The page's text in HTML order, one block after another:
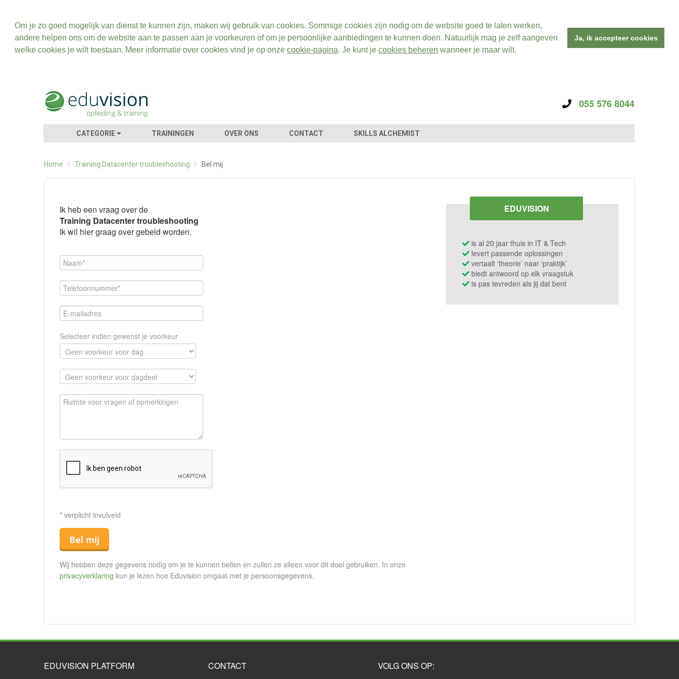
Om je zo goed mogelijk van dienst te kunnen zijn, maken wij gebruik van cookies. Sommige cookies zijn nodig om de website goed te laten werken,
andere helpen ons om de website aan te passen aan je voorkeuren of om je persoonlijke aanbiedingen te kunnen doen. Natuurlijk mag je zelf aangeven
welke cookies je wilt toestaan. Meer informatie over cookies vind je op onze cookie-pagina. Je kunt je cookies beheren wanneer je maar wilt.
Ja, ik accepteer cookies
055 576 8044
CATEGORIE TRAININGEN OVER ONS CONTACT SKILLS ALCHEMIST
Home / Training Datacenter troubleshooting / Bel mij
Ik heb een vraag over de
Training Datacenter troubleshooting
Ik wil hier graag over gebeld worden.
Selecteer indien gewenst je voorkeur
* verplicht invulveld
Bel mij
Wij hebben deze gegevens nodig om je te kunnen bellen en zullen ze alleen voor dit doel gebruiken. In onze
privacyverklaring kun je lezen hoe Eduvision omgaat met je persoonsgegevens.
EDUVISION
is al 20 jaar thuis in IT & Tech
levert passende oplossingen
vertaalt ‘theorie’ naar ‘praktijk’
biedt antwoord op elk vraagstuk
is pas tevreden als jij dat bent
EDUVISION PLATFORM CONTACT VOLG ONS OP: